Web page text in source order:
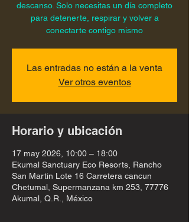
descanso. Solo necesitas un día completo
para detenerte, respirar y volver a
conectarte contigo mismo
Las entradas no están a la venta
Ver otros eventos
Horario y ubicación
17 may 2026, 10:00 – 18:00
Ekumal Sanctuary Eco Resorts, Rancho
San Martin Lote 16 Carretera cancun
Chetumal, Supermanzana km 253, 77776
Akumal, Q.R., México